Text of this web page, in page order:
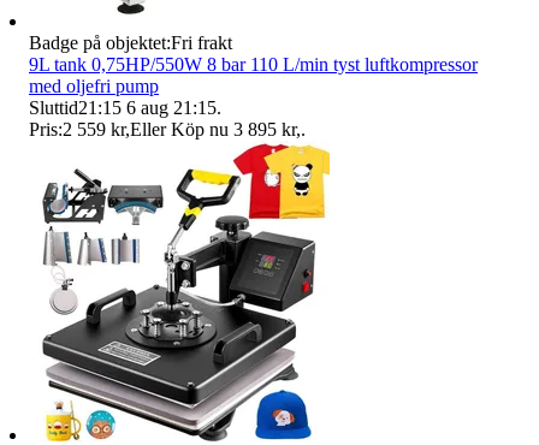
Badge på objektet:Fri frakt
9L tank 0,75HP/550W 8 bar 110 L/min tyst luftkompressor
med oljefri pump
Sluttid21:15 6 aug 21:15.
Pris:2 559 kr,Eller Köp nu 3 895 kr,.